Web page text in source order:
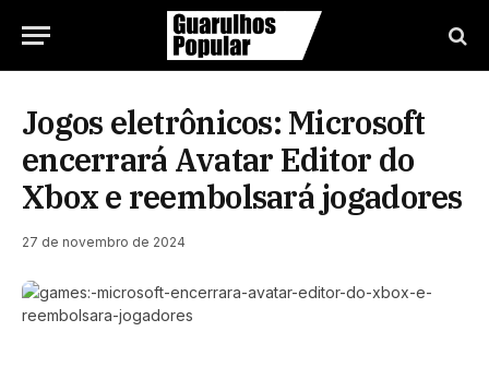
Jogos eletrônicos: Microsoft
encerrará Avatar Editor do
Xbox e reembolsará jogadores
27 de novembro de 2024